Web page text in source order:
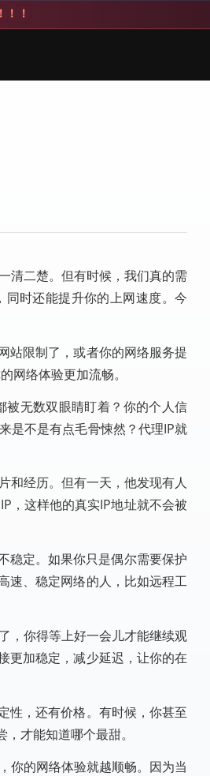
！！
清二楚。但有时候，我们真的需
时还能提升你的上网速度。今
站限制了，或者你的网络服务提
网络体验更加流畅。
被无数双眼睛盯着？你的个人信
是不是有点毛骨悚然？代理IP就
和经历。但有一天，他发现有人
，这样他的真实IP地址就不会被
稳定。如果你只是偶尔需要保护
速、稳定网络的人，比如远程工
，你得等上好一会儿才能继续观
更加稳定，减少延迟，让你的在
性，还有价格。有时候，你甚至
才能知道哪个最甜。
你的网络体验就越顺畅。因为当